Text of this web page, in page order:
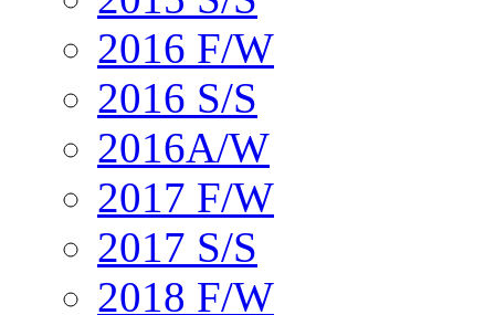
2016 F/W
2016 S/S
2016A/W
2017 F/W
2017 S/S
2018 F/W